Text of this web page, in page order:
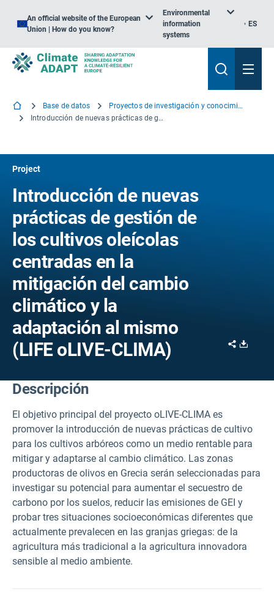
An official website of the European
Union | How do you know?
Environmental
information
systems
ES
Base de datos
Proyectos de investigación y conocimiento
Introducción de nuevas prácticas de gestión de los cultivos oleícolas centradas en la mitigación del cambio climático y la adaptación al mismo
Project
Introducción de nuevas
prácticas de gestión de
los cultivos oleícolas
centradas en la
mitigación del cambio
climático y la
adaptación al mismo
(LIFE oLIVE-CLIMA)
Share
Descripción
El objetivo principal del proyecto oLIVE-CLIMA es
promover la introducción de nuevas prácticas de cultivo
para los cultivos arbóreos como un medio rentable para
mitigar y adaptarse al cambio climático. Las zonas
productoras de olivos en Grecia serán seleccionadas para
investigar su potencial para aumentar el secuestro de
carbono por los suelos, reducir las emisiones de GEI y
probar tres situaciones socioeconómicas diferentes que
actualmente prevalecen en las granjas griegas: de la
agricultura más tradicional a la agricultura innovadora
sensible al medio ambiente.